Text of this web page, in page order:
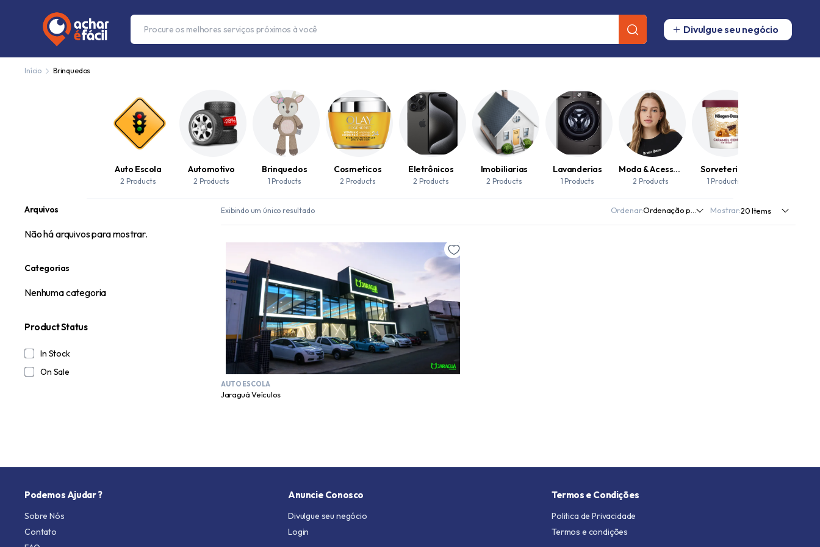
Divulgue seu negócio
Início Brinquedos
Auto Escola
2 Products
Automotivo
2 Products
Brinquedos
1 Products
Cosmeticos
2 Products
Eletrônicos
2 Products
Imobiliarias
2 Products
Lavanderias
1 Products
Moda & Acessorios
2 Products
Sorveterias
1 Products
Exibindo um único resultado Ordenar: Mostrar:
AUTO ESCOLA
Jaraguá Veículos
Arquivos
Não há arquivos para mostrar.
Categorias
Nenhuma categoria
Product Status
In Stock
On Sale
Podemos Ajudar ?
Sobre Nós
Contato
Anuncie Conosco
Divulgue seu negócio
Login
Termos e Condições
Politica de Privacidade
Termos e condições